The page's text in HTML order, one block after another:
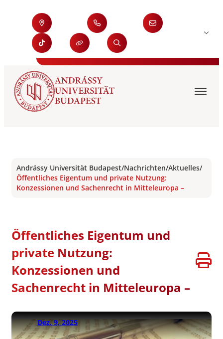
Andrássy Universität Budapest/Nachrichten/Aktuelles/
Öffentliches Eigentum und private Nutzung:
Konzessionen und Sachenrecht in Mitteleuropa –
Öffentliches Eigentum und
private Nutzung:
Konzessionen und
Sachenrecht in Mitteleuropa –
Dez. 9, 2025